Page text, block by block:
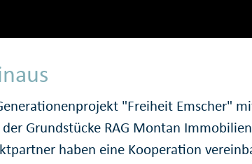
"Freiheit Emscher"
Grundstücke RAG Montan
haben eine Kooperation